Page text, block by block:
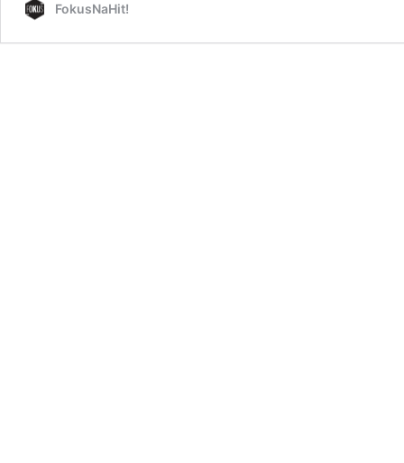
FokusNaHit!